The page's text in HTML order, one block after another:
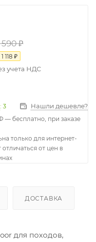
590₽
1 118 ₽
учета НДС
: 3 Нашли дешевле?
— бесплатно, при заказе
только для интернет-
от цен в
ДОСТАВКА
для походов,